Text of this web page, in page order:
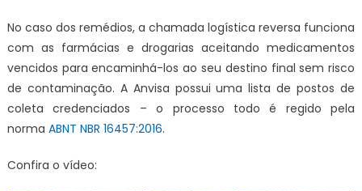
No caso dos remédios, a chamada logística reversa funciona
com as farmácias e drogarias aceitandomedicamentos
vencidos para encaminhá-los ao seu destino final sem risco
de contaminação. A Anvisa possui uma lista depostos de
coleta credenciados – o processo todo é regido pela
norma ABNT NBR 16457:2016.
Confira o vídeo: